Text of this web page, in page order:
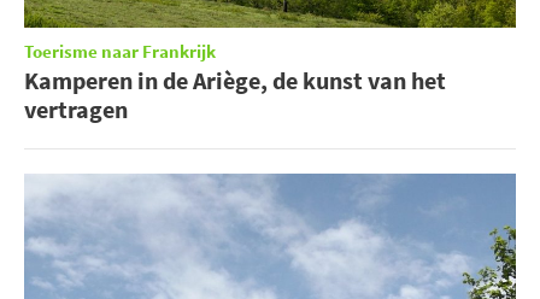
Toerisme naar Frankrijk
Kamperen in de Ariège, de kunst van het
vertragen